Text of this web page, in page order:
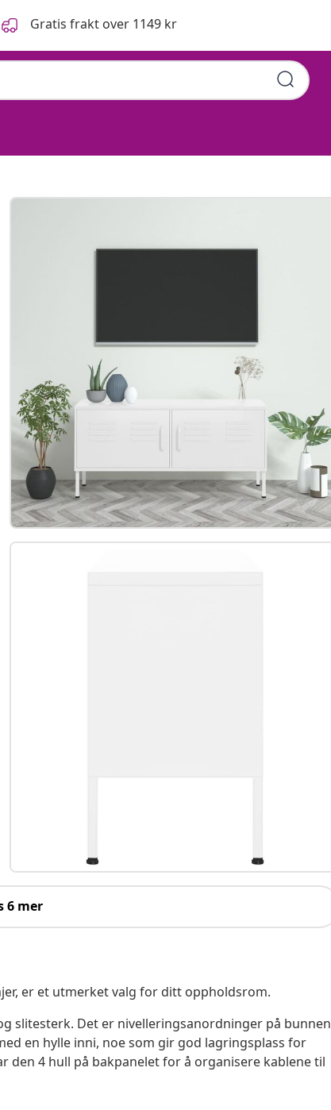
Gratis frakt over 1149 kr
6 mer
er et utmerket valg for ditt oppholdsrom.
slitesterk. Det er nivelleringsanordninger på bunnen
en hylle inni, noe som gir god lagringsplass for
den 4 hull på bakpanelet for å organisere kablene til